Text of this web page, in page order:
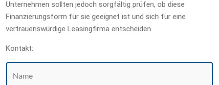
Unternehmen sollten jedoch sorgfältig prüfen, ob diese
Finanzierungsform für sie geeignet ist und sich für eine
vertrauenswürdige Leasingfirma entscheiden.
Kontakt: